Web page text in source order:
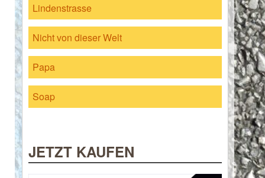
Lindenstrasse
Nicht von dieser Welt
Papa
Soap
JETZT KAUFEN